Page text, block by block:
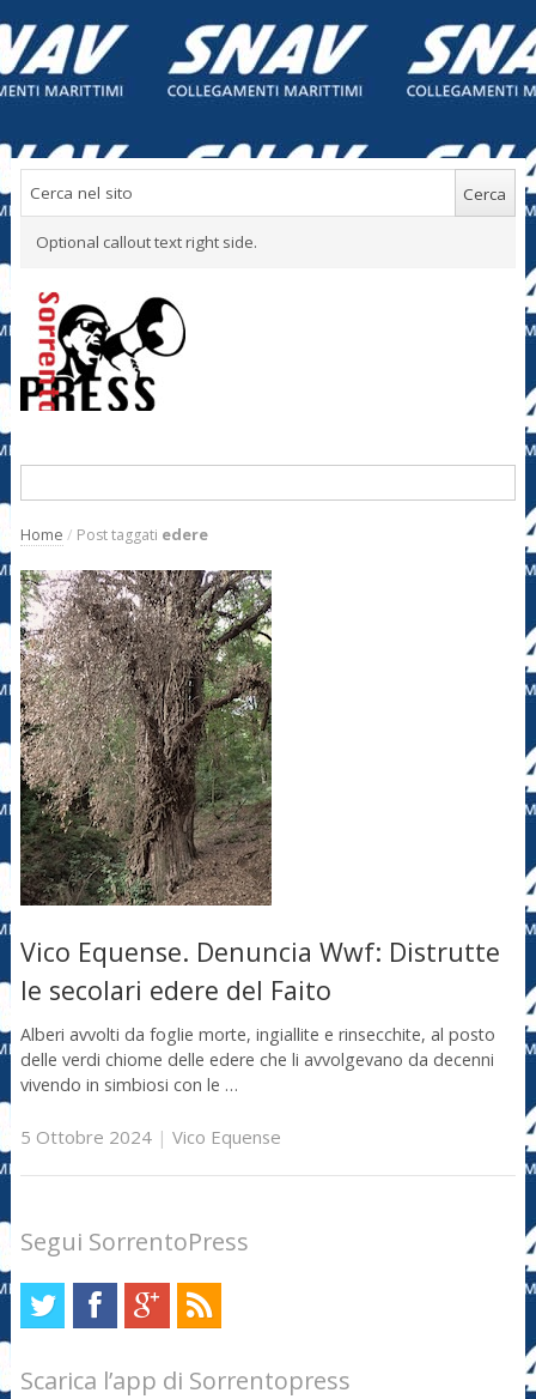
Optional callout text right side.
Home / Post taggati edere
Vico Equense. Denuncia Wwf: Distrutte
le secolari edere del Faito
Alberi avvolti da foglie morte, ingiallite e rinsecchite, al posto
delle verdi chiome delle edere che li avvolgevano da decenni
vivendo in simbiosi con le …
5 Ottobre 2024| Vico Equense
Segui SorrentoPress
Scarica l’app di Sorrentopress